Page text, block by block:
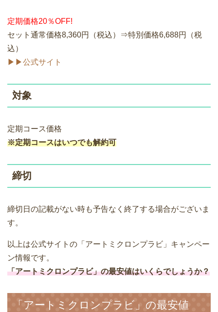
定期価格20％OFF!
セット通常価格8,360円（税込）⇒特別価格6,688円（税
込）
▶▶公式サイト
対象
定期コース価格
※定期コースはいつでも解約可
締切
締切日の記載がない時も予告なく終了する場合がございま
す。
以上は公式サイトの「アートミクロンプラビ」キャンペー
ン情報です。
「アートミクロンプラビ」の最安値はいくらでしょうか？
「アートミクロンプラビ」の最安値